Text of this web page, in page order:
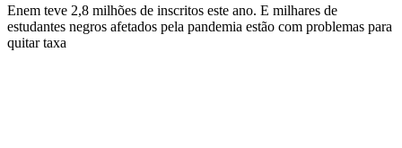
Enem teve 2,8 milhões de inscritos este ano. E milhares de
estudantes negros afetados pela pandemia estão com problemas para
quitar taxa